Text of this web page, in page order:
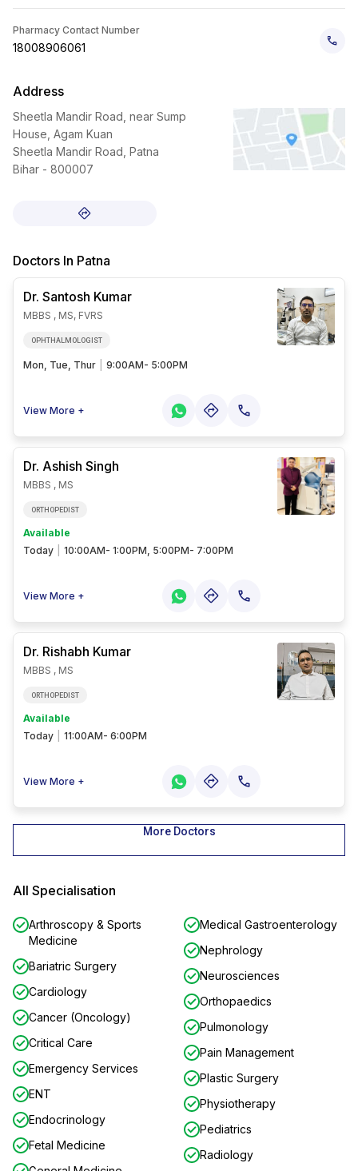
Pharmacy Contact Number
18008906061
Address
Sheetla Mandir Road, near Sump
House, Agam Kuan
Sheetla Mandir Road, Patna
Bihar - 800007
Doctors In Patna
Dr. Santosh Kumar
MBBS , MS, FVRS
OPHTHALMOLOGIST
Mon, Tue, Thur 9:00AM- 5:00PM
View More +
Dr. Ashish Singh
MBBS , MS
ORTHOPEDIST
Available
Today
10:00AM- 1:00PM, 5:00PM- 7:00PM
View More +
Dr. Rishabh Kumar
MBBS , MS
ORTHOPEDIST
Available
Today
11:00AM- 6:00PM
View More +
More Doctors
All Specialisation
Arthroscopy & Sports
Medicine
Bariatric Surgery
Cardiology
Cancer (Oncology)
Critical Care
Emergency Services
ENT
Endocrinology
Fetal Medicine
Medical Gastroenterology
Nephrology
Neurosciences
Orthopaedics
Pulmonology
Pain Management
Plastic Surgery
Physiotherapy
Pediatrics
Radiology